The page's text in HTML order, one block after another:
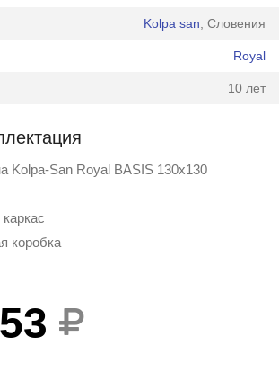
Kolpa san , Словения
Royal
10 лет
Kolpa-San Royal BASIS 130x130
коробка